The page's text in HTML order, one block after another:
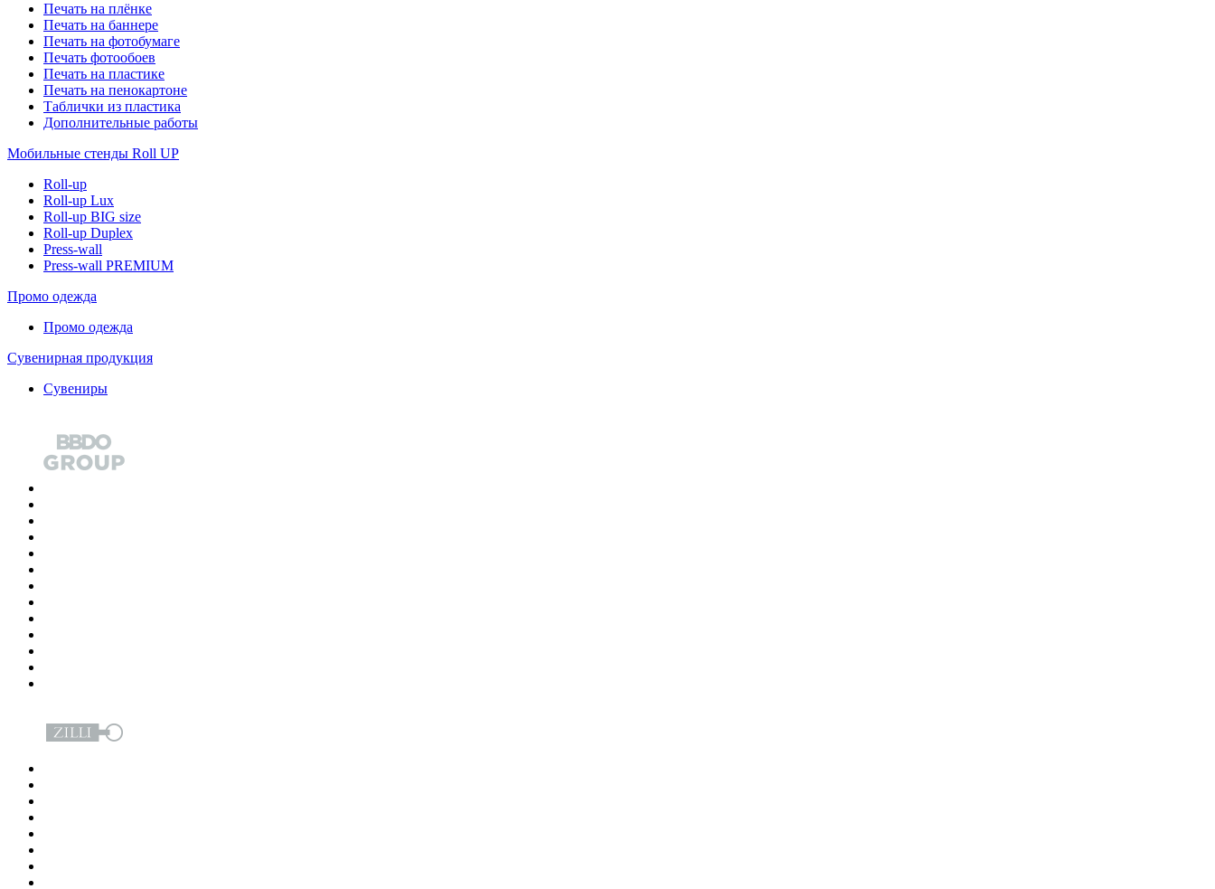
Печать на плёнке
Печать на баннере
Печать на фотобумаге
Печать фотообоев
Печать на пластике
Печать на пенокартоне
Таблички из пластика
Дополнительные работы
Мобильные стенды Roll UP
Roll-up
Roll-up Lux
Roll-up BIG size
Roll-up Duplex
Press-wall
Press-wall PREMIUM
Промо одежда
Промо одежда
Сувенирная продукция
Сувениры